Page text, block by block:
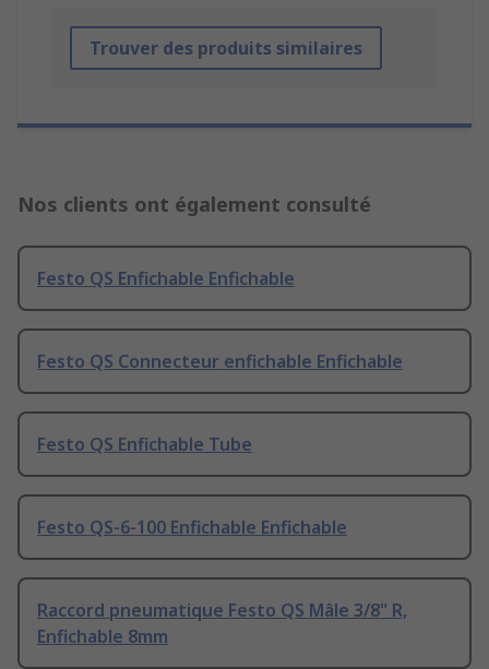
Trouver des produits similaires
Nos clients ont également consulté
Festo QS Enfichable Enfichable
Festo QS Connecteur enfichable Enfichable
Festo QS Enfichable Tube
Festo QS-6-100 Enfichable Enfichable
Raccord pneumatique Festo QS Mâle 3/8" R,
Enfichable 8mm